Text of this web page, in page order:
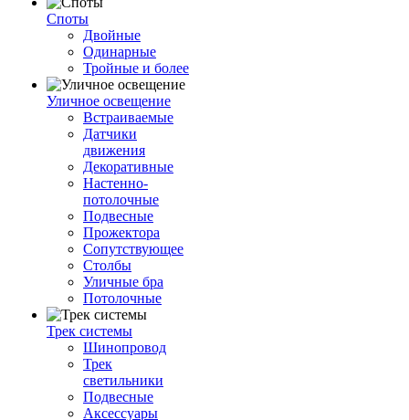
Споты
Двойные
Одинарные
Тройные и более
Уличное освещение
Встраиваемые
Датчики
движения
Декоративные
Настенно-
потолочные
Подвесные
Прожектора
Сопутствующее
Столбы
Уличные бра
Потолочные
Трек системы
Шинопровод
Трек
светильники
Подвесные
Аксессуары